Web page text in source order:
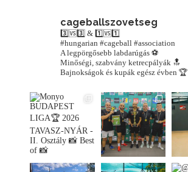
cageballszovetseg
3️⃣🆚3️⃣ & 1️⃣🆚1️⃣
#hungarian #cageball #association
A legpörgősebb labdarúgás ⚽️
Minőségi, szabvány ketrecpályák 🔝
Bajnokságok és kupák egész évben 🏆